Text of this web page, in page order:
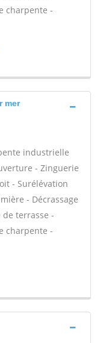
charpente -
mer
industrielle
- Zinguerie
- Surélévation
- Décrassage
terrasse -
charpente -